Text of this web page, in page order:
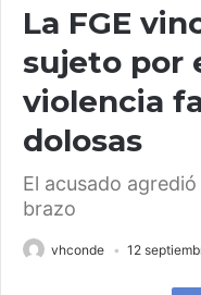
La FGE
sujeto por
violencia
dolosas
El acusado
brazo
vhconde 12